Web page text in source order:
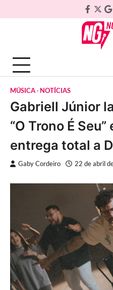
to
MÚSICA NOTÍCIAS
Gabriell Júnior
“O Trono É
entrega total a
Gaby Cordeiro 22 de abril